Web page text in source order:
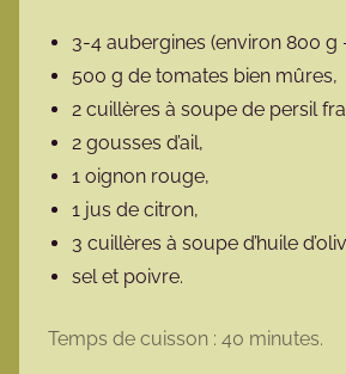
3-4 aubergines (environ 800 g
500 g de tomates bien mûres,
2 cuillères à soupe de persil
2 gousses d’ail,
1 oignon rouge,
1 jus de citron,
3 cuillères à soupe d’huile
sel et poivre.
Temps de cuisson : 40 minutes.